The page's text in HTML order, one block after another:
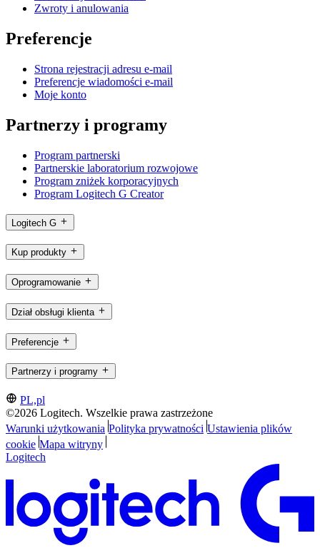
Zwroty i anulowania
Preferencje
Strona rejestracji adresu e-mail
Preferencje wiadomości e-mail
Moje konto
Partnerzy i programy
Program partnerski
Partnerskie laboratorium rozwojowe
Program zniżek korporacyjnych
Program Logitech G Creator
Logitech G
Kup produkty
Oprogramowanie
Dział obsługi klienta
Preferencje
Partnerzy i programy
PL,pl
©2026 Logitech. Wszelkie prawa zastrzeżone
Warunki użytkowania Polityka prywatności Ustawienia plików
cookie Mapa witryny
Logitech